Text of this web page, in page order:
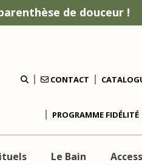
de douceur !
CONTACT
PROGRAMME FIDÉLITÉ
Le Bain